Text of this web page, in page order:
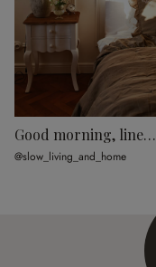
Good morning, linen lover
@slow_living_and_home